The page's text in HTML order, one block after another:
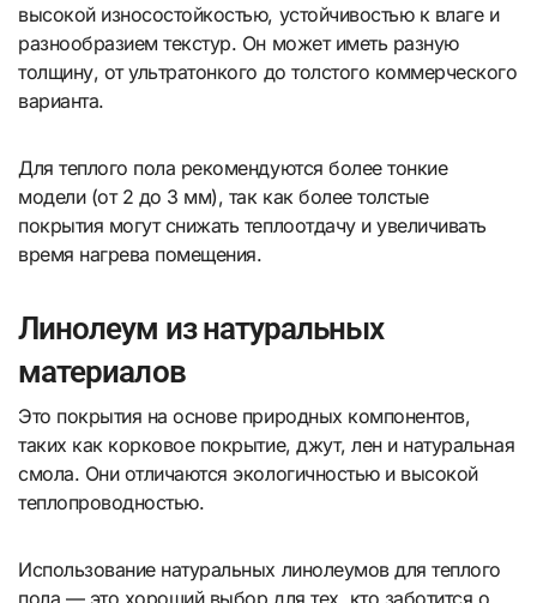
высокой износостойкостью, устойчивостью к влаге и
разнообразием текстур. Он может иметь разную
толщину, от ультратонкого до толстого коммерческого
варианта.
Для теплого пола рекомендуются более тонкие
модели (от 2 до 3 мм), так как более толстые
покрытия могут снижать теплоотдачу и увеличивать
время нагрева помещения.
Линолеум из натуральных
материалов
Это покрытия на основе природных компонентов,
таких как корковое покрытие, джут, лен и натуральная
смола. Они отличаются экологичностью и высокой
теплопроводностью.
Использование натуральных линолеумов для теплого
пола — это хороший выбор для тех, кто заботится о